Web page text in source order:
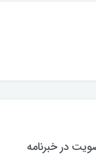
در خبرنامه